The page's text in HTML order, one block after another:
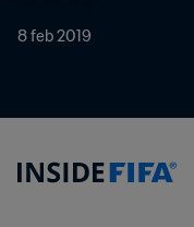
8 feb 2019